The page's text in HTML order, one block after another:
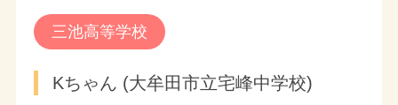
三池高等学校
Kちゃん (大牟田市立宅峰中学校)